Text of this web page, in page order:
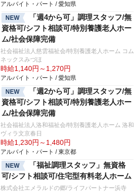
アルバイト・パート / 愛知県
NEW
「週4から可」調理スタッフ/無
資格可/シフト相談可/特別養護老人ホー
ム/社会保障完備
社会福祉法人慈雲福祉会/特別養護老人ホーム コム
ネックスみづほ
時給1,140円～1,270円
アルバイト・パート / 愛知県
NEW
「週2から可」調理スタッフ/無
資格可/シフト相談可/特別養護老人ホー
ム/社会保障完備
社会福祉法人洛和福祉会/特別養護老人ホーム 洛和
ヴィラ文京春日
時給1,230円～1,480円
アルバイト・パート / 東京都
NEW
「福祉調理スタッフ」無資格
可/シフト相談可/住宅型有料老人ホーム
株式会社エメラルドの郷/ライフパートナー浜寺